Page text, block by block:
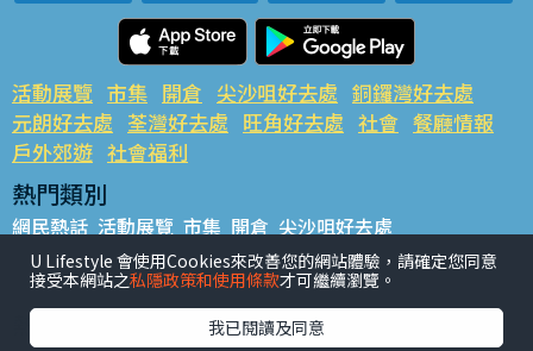
活動展覽 市集 開倉 尖沙咀好去處 銅鑼灣好去處
元朗好去處 荃灣好去處 旺角好去處 社會 餐廳情報
戶外郊遊 社會福利
熱門類別
網民熱話 活動展覽 市集 開倉 尖沙咀好去處
銅鑼灣好去處 元朗好去處 荃灣好去處 旺角好去處 社會
餐廳情報 戶外郊遊
熱門標籤
U Lifestyle 會使用Cookies來改善您的網站體驗，請確定您同意
接受本網站之私隱政策和使用條款才可繼續瀏覽。
我已閱讀及同意